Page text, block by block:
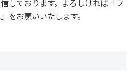
しております。よろしければ「フ
をお願いいたします。